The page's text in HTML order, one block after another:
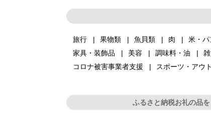
旅行 果物類 魚貝類 肉 米・パ
家具・装飾品
美容 調味料・油
コロナ被害事業者支援
スポーツ・アウ
ふるさと納税お礼の品